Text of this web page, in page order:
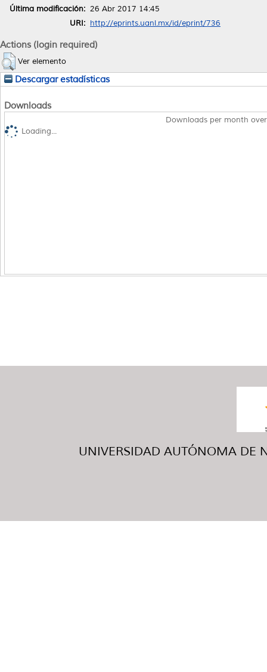
Última modificación: 26 Abr 2017 14:45
URI: http://eprints.uanl.mx/id/eprint/736
Actions (login required)
Ver elemento
Descargar estadísticas
Downloads
Downloads per month
Loading...
UNIVERSIDAD AUTÓNOMA DE